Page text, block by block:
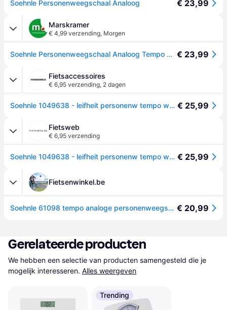
Soehnle Personenweegschaal Analoog € 23,99
Marskramer
€ 4,99 verzending, Morgen
Soehnle Personenweegschaal Analoog Tempo Wit € 23,99
Fietsaccessoires
€ 6,95 verzending, 2 dagen
Soehnle 1049638 - leifheit personenw tempo white analoog | 1 stuks € 25,99
Fietsweb
€ 6,95 verzending
Soehnle 1049638 - leifheit personenw tempo white analoog | 1 stuks € 25,99
Fietsenwinkel.be
Soehnle 61098 tempo analoge personenweegschaal wit € 20,99
Gerelateerde producten
We hebben een selectie van producten samengesteld die je
mogelijk interesseren. Alles weergeven
Trending